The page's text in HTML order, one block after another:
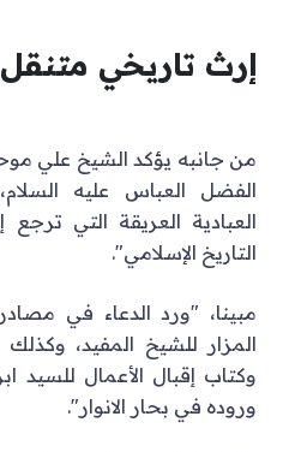
إرث تاريخي متنقل
من جانبه يؤكد الشيخ علي
الفضل العباس عليه
العبادية العريقة التي
التاريخ الإسلامي".
مبينا، "ورد الدعاء في
المزار للشيخ المفيد،
وكتاب إقبال الأعمال
وروده في بحار الانوار".